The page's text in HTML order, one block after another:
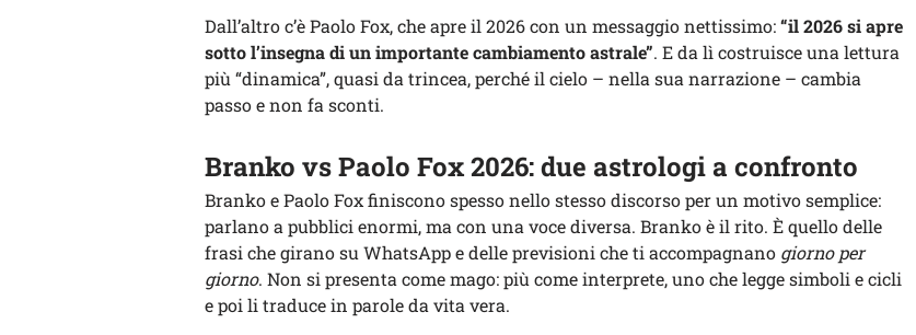
Dall’altro c’è Paolo Fox, che apre il 2026 con un messaggio nettissimo:“il 2026 si apre
sotto l’insegna di un importante cambiamento astrale”. E da lì costruisce una lettura
più “dinamica”, quasi da trincea, perché il cielo – nella sua narrazione – cambia
passo e non fa sconti.
Branko vs Paolo Fox 2026: due astrologi a confronto
Branko e Paolo Fox finiscono spesso nello stesso discorso per un motivo semplice:
parlano a pubblici enormi, ma con una voce diversa. Branko è il rito. È quello delle
frasi che girano su WhatsApp e delle previsioni che ti accompagnano giorno per
giorno. Non si presenta come mago: più come interprete, uno che legge simboli e cicli
e poi li traduce in parole da vita vera.